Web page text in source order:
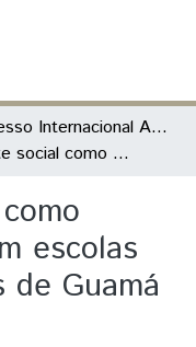
Congresso Internacional América Latina
O assistente social como mediador cultural em escolas públicas dos bairros de Guamá e Terra firme
escolas
Guamá